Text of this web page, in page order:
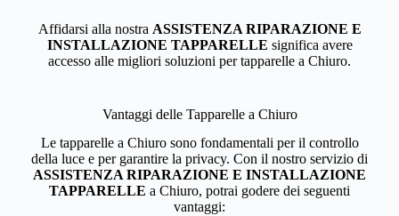
Affidarsi alla nostra ASSISTENZA RIPARAZIONE E
INSTALLAZIONE TAPPARELLE significa avere
accesso alle migliori soluzioni per tapparelle a Chiuro.
Vantaggi delle Tapparelle a Chiuro
Le tapparelle a Chiuro sono fondamentali per il controllo
della luce e per garantire la privacy. Con il nostro servizio di
ASSISTENZA RIPARAZIONE E INSTALLAZIONE
TAPPARELLE a Chiuro, potrai godere dei seguenti
vantaggi: